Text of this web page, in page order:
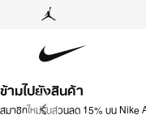
ข้ามไปยังสินค้า
สมาชิกใหม่รับส่วนลด 15% บน Nike